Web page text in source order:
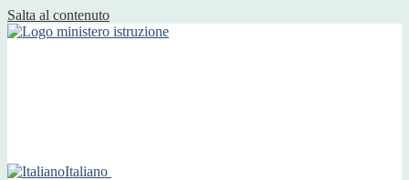
Salta al contenuto
Italiano